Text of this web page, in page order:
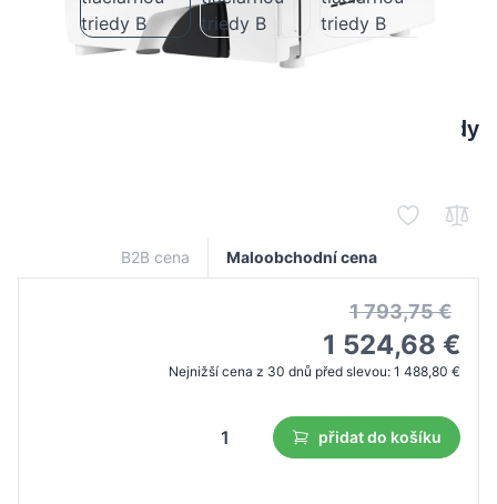
autokláv s 12 l lekárskou tlačiarňou triedy
B2B cena Maloobchodní cena
1 793,75 €
1 524,68 €
Nejnižší cena z 30 dnů před slevou: 1 488,80 €
přidat do košíku